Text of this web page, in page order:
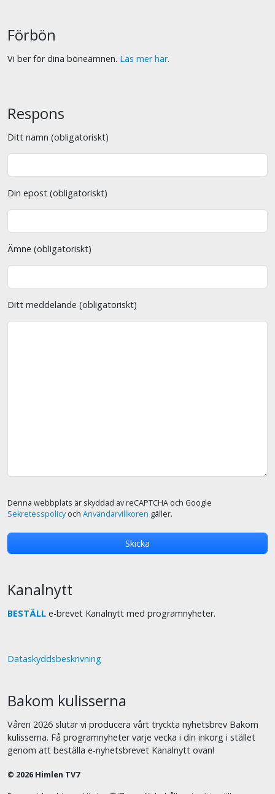
Förbön
Vi ber för dina böneämnen. Läs mer här.
Respons
Ditt namn (obligatoriskt)
Din epost (obligatoriskt)
Ämne (obligatoriskt)
Ditt meddelande (obligatoriskt)
Denna webbplats är skyddad av reCAPTCHA och Google
Sekretesspolicyoch Användarvillkoren gäller.
Kanalnytt
BESTÄLL e-brevet Kanalnytt med programnyheter.
Dataskyddsbeskrivning
Bakom kulisserna
Våren 2026 slutar vi producera vårt tryckta nyhetsbrev Bakom
kulisserna. Få programnyheter varje vecka i din inkorg i stället
genom att beställa e-nyhetsbrevet Kanalnytt ovan!
© 2026 Himlen TV7